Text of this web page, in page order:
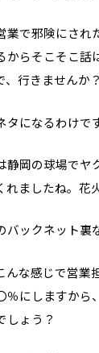
業で邪険にされ
からそこそこ話
、行きませんか
タになるわけで
静岡の球場でヤ
れましたね。花
バックネット裏
んな感じで営業
％にしますから
しょう？